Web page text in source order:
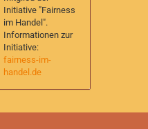
Initiative "Fairness
im Handel".
Informationen zur
Initiative:
fairness-im-
handel.de